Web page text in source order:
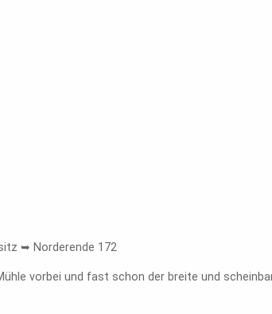
➥ Norderende 172
vorbei und fast schon der breite und